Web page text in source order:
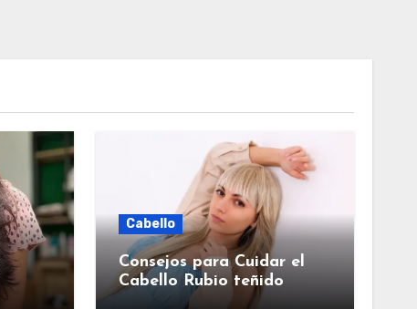
Cabello
Consejos para Cuidar el
Cabello Rubio teñido